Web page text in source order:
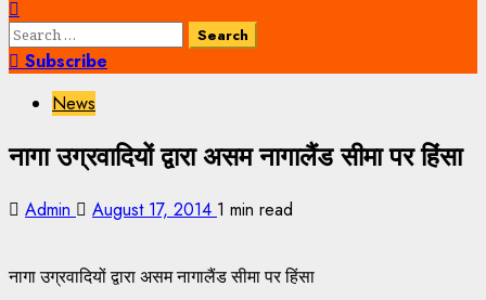
Search
for:Subscribe
News
नागा उग्रवादियों द्वारा असम नागालैंड सीमा पर हिंसा
Admin August 17, 2014 1 min read
नागा उग्रवादियों द्वारा असम नागालैंड सीमा पर हिंसा